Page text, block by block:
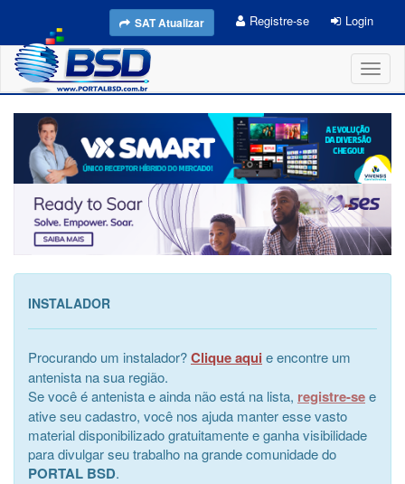
SAT Atualizar Registre-se Login
INSTALADOR
Procurando um instalador?Clique aqui e encontre um
antenista na sua região.
Se você é antenista e ainda não está na lista, registre-see
ative seu cadastro, você nos ajuda manter esse vasto
material disponibilizado gratuitamente e ganha visibilidade
para divulgar seu trabalho na grande comunidade do
PORTAL BSD.